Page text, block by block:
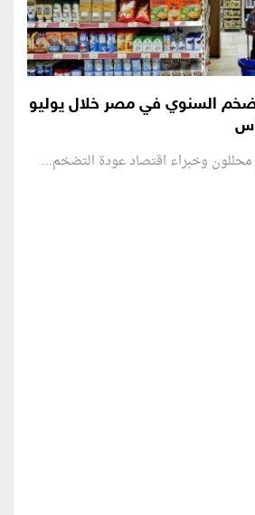
السنوي في مصر خلال يوليو
وخبراء اقتصاد عودة التضخم...